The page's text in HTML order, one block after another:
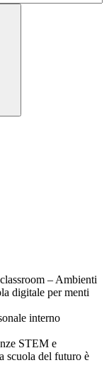
– Ambienti
digitale per menti
interno
STEM e
scuola del futuro è